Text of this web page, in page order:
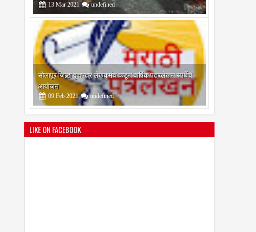
09 Feb 2021 undefined
श्री मल्लिकार्जुन प्रशालेकडून उमाकांत गाढवे यांचा सत्कार
25 Mar 2021 undefined
LIKE ON FACEBOOK